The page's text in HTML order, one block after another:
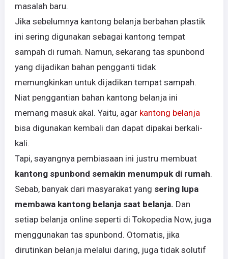
masalah baru.
Jika sebelumnya kantong belanja berbahan plastik
ini sering digunakan sebagai kantong tempat
sampah di rumah. Namun, sekarang tas spunbond
yang dijadikan bahan pengganti tidak
memungkinkan untuk dijadikan tempat sampah.
Niat penggantian bahan kantong belanja ini
memang masuk akal. Yaitu, agar kantong belanja
bisa digunakan kembali dan dapat dipakai berkali-
kali.
Tapi, sayangnya pembiasaan ini justru membuat
kantong spunbond semakin menumpuk di rumah.
Sebab, banyak dari masyarakat yang sering lupa
membawa kantong belanja saat belanja. Dan
setiap belanja online seperti di Tokopedia Now, juga
menggunakan tas spunbond. Otomatis, jika
dirutinkan belanja melalui daring, juga tidak solutif